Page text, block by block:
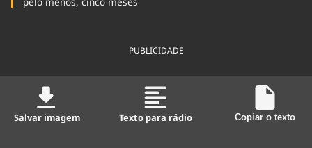
PUBLICIDADE
Salvar imagem Texto para rádio Copiar o texto